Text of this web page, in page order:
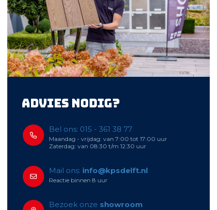
Advies nodig?
Bel ons: 015 - 361 38 77
Maandag - vrijdag: van 7:00 tot 17:00 uur
Zaterdag: van 08:30 t/m 12:30 uur
Mail ons: info@kpsdelft.nl
Reactie binnen 8 uur
Bezoek onze showroom